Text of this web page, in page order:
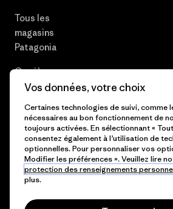
Tous les
magasins
Patagonia
Carrières
Plan du site
© 2026 Patagonia, Inc. All Rights Reserved.
Vos données, votre choix
Certaines technologies de suivi, comme
nécessaires au bon fonctionnement de
toujours activées. En sélectionnant «
consentez également à l’utilisation de
optionnelles. Pour personnaliser vos
Modifier les préférences ». Veuillez lire
protection des renseignements
plus.